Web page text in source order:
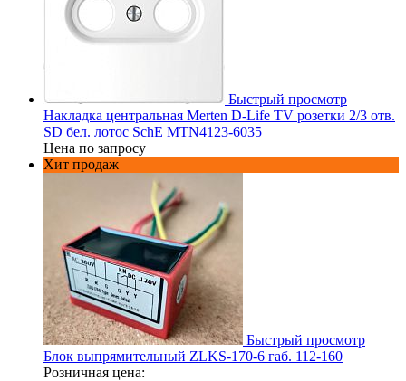
Быстрый просмотр
Накладка центральная Merten D-Life TV розетки 2/3 отв.
SD бел. лотос SchE MTN4123-6035
Цена по запросу
Хит продаж
Быстрый просмотр
Блок выпрямительный ZLKS-170-6 габ. 112-160
Розничная цена: